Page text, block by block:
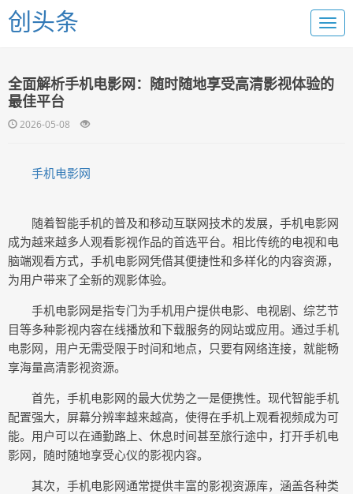
创头条
全面解析手机电影网：随时随地享受高清影视体验的
最佳平台
2026-05-08
手机电影网
随着智能手机的普及和移动互联网技术的发展，手机电影网
成为越来越多人观看影视作品的首选平台。相比传统的电视和电
脑端观看方式，手机电影网凭借其便捷性和多样化的内容资源，
为用户带来了全新的观影体验。
手机电影网是指专门为手机用户提供电影、电视剧、综艺节
目等多种影视内容在线播放和下载服务的网站或应用。通过手机
电影网，用户无需受限于时间和地点，只要有网络连接，就能畅
享海量高清影视资源。
首先，手机电影网的最大优势之一是便携性。现代智能手机
配置强大，屏幕分辨率越来越高，使得在手机上观看视频成为可
能。用户可以在通勤路上、休息时间甚至旅行途中，打开手机电
影网，随时随地享受心仪的影视内容。
其次，手机电影网通常提供丰富的影视资源库，涵盖各种类